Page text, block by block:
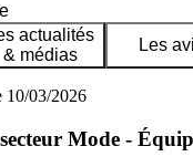
actualités
& médias
Les
10/03/2026
Mode -